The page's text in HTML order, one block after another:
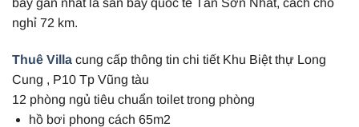
bay gần nhất là sân bay quốc tế Tân Sơn Nhất, cách chỗ
nghỉ 72 km.
Thuê Villa cung cấp thông tin chi tiết Khu Biệt thự Long
Cung , P10 Tp Vũng tàu
12 phòng ngủ tiêu chuẩn toilet trong phòng
hồ bơi phong cách 65m2